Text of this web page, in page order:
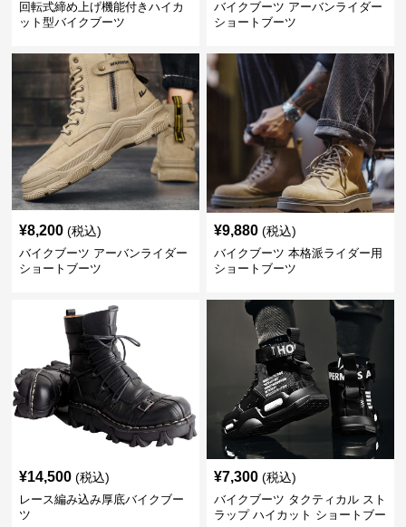
回転式締め上げ機能付きハイカ
ット型バイクブーツ
バイクブーツ アーバンライダー
ショートブーツ
¥8,200 (税込)
バイクブーツ アーバンライダー
ショートブーツ
¥9,880 (税込)
バイクブーツ 本格派ライダー用
ショートブーツ
¥14,500 (税込)
レース編み込み厚底バイクブー
ツ
¥7,300 (税込)
バイクブーツ タクティカル スト
ラップ ハイカット ショートブー